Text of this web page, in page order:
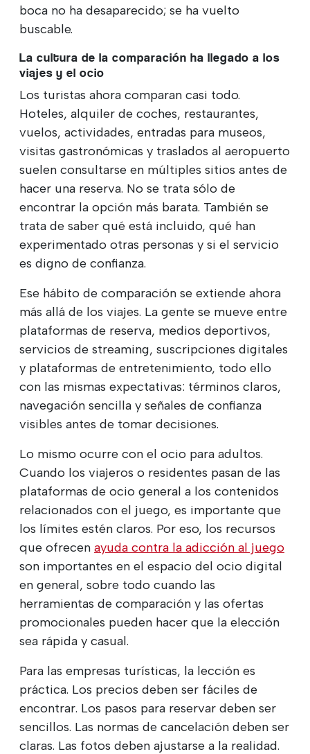
boca no ha desaparecido; se ha vuelto
buscable.
La cultura de la comparación ha llegado a los
viajes y el ocio
Los turistas ahora comparan casi todo.
Hoteles, alquiler de coches, restaurantes,
vuelos, actividades, entradas para museos,
visitas gastronómicas y traslados al aeropuerto
suelen consultarse en múltiples sitios antes de
hacer una reserva. No se trata sólo de
encontrar la opción más barata. También se
trata de saber qué está incluido, qué han
experimentado otras personas y si el servicio
es digno de confianza.
Ese hábito de comparación se extiende ahora
más allá de los viajes. La gente se mueve entre
plataformas de reserva, medios deportivos,
servicios de streaming, suscripciones digitales
y plataformas de entretenimiento, todo ello
con las mismas expectativas: términos claros,
navegación sencilla y señales de confianza
visibles antes de tomar decisiones.
Lo mismo ocurre con el ocio para adultos.
Cuando los viajeros o residentes pasan de las
plataformas de ocio general a los contenidos
relacionados con el juego, es importante que
los límites estén claros. Por eso, los recursos
que ofrecen ayuda contra la adicción al juego
son importantes en el espacio del ocio digital
en general, sobre todo cuando las
herramientas de comparación y las ofertas
promocionales pueden hacer que la elección
sea rápida y casual.
Para las empresas turísticas, la lección es
práctica. Los precios deben ser fáciles de
encontrar. Los pasos para reservar deben ser
sencillos. Las normas de cancelación deben ser
claras. Las fotos deben ajustarse a la realidad.